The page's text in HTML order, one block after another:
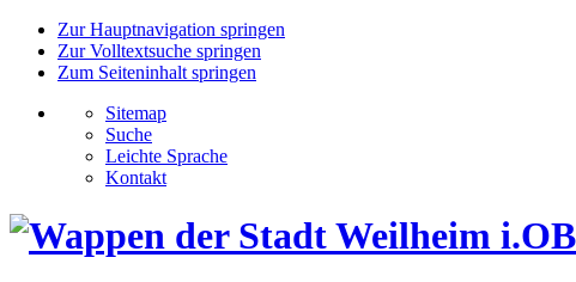
Zur Hauptnavigation springen
Zur Volltextsuche springen
Zum Seiteninhalt springen
Sitemap
Suche
Leichte Sprache
Kontakt